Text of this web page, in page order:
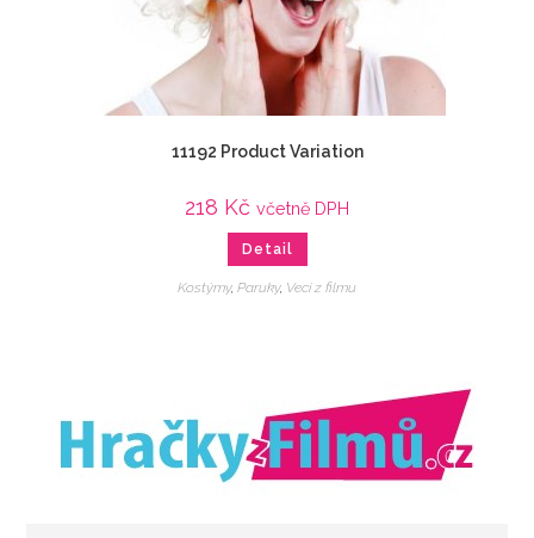
11192 Product Variation
218 Kč včetně DPH
Detail
Kostýmy, Paruky, Veci z filmu